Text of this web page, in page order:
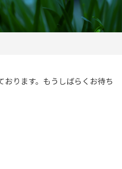
おります。もうしばらくお待ち